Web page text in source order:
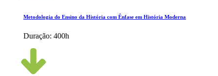
Metodologia do Ensino da História com Ênfase em História Moderna
Duração: 400h